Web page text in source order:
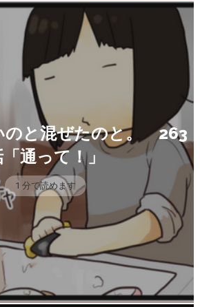
のと混ぜたのと。 263
通って！」
1 分で読めます